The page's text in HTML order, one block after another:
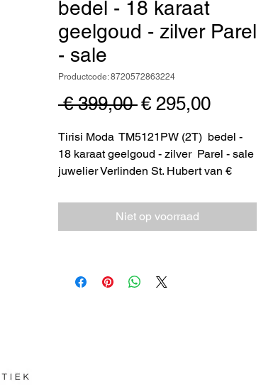
bedel - 18 karaat
geelgoud - zilver Parel
- sale
Productcode: 8720572863224
€ 399,00 Normale
€ 295,00
Tirisi Moda TM5121PW (2T) bedel -
18 karaat geelgoud - zilver Parel - sale
juwelier Verlinden St. Hubert van €
Niet op voorraad